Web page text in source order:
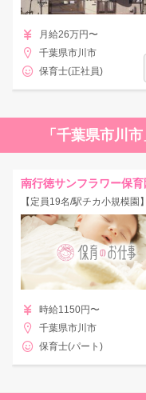
月給26万円〜
千葉県市川市
保育士(正社員)
「千葉県市川
南行徳サンフラワー保育
時給1150円〜
千葉県市川市
保育士(パート)